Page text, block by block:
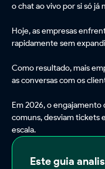
o chat ao vivo por si só já
Hoje, as empresas
rapidamente sem
Como resultado, mais
as conversas com os
Em 2026, o
comuns, desviam tickets
escala.
Este guia